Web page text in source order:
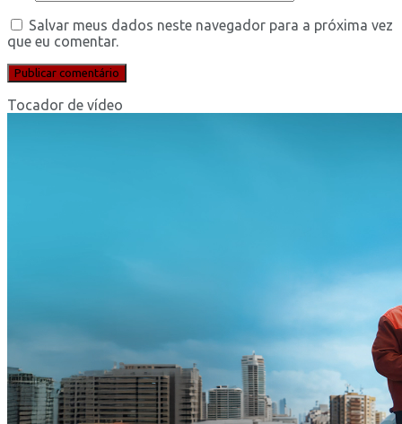
Salvar meus dados neste navegador para a próxima vez
que eu comentar.
Tocador de vídeo